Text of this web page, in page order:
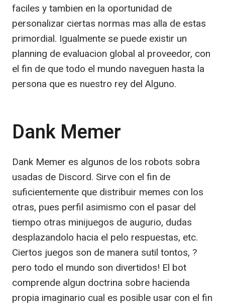
faciles y tambien en la oportunidad de
personalizar ciertas normas mas alla de estas
primordial. Igualmente se puede existir un
planning de evaluacion global al proveedor, con
el fin de que todo el mundo naveguen hasta la
persona que es nuestro rey del Alguno.
Dank Memer
Dank Memer es algunos de los robots sobra
usadas de Discord. Sirve con el fin de
suficientemente que distribuir memes con los
otras, pues perfil asimismo con el pasar del
tiempo otras minijuegos de augurio, dudas
desplazandolo hacia el pelo respuestas, etc.
Ciertos juegos son de manera sutil tontos, ?
pero todo el mundo son divertidos! El bot
comprende algun doctrina sobre hacienda
propia imaginario cual es posible usar con el fin